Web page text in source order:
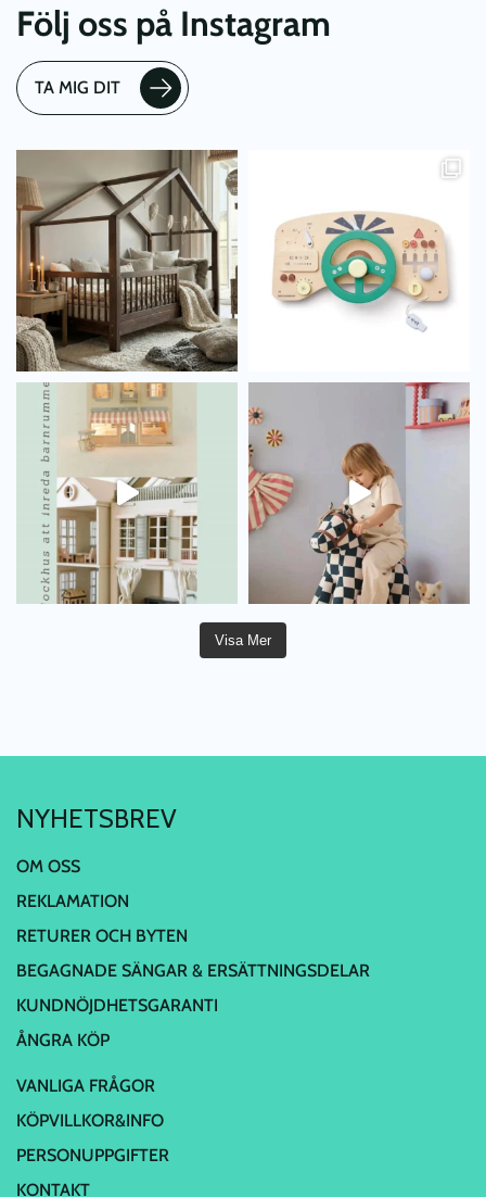
Följ oss på Instagram
TA MIG DIT
Visa Mer
NYHETSBREV
OM OSS
REKLAMATION
RETURER OCH BYTEN
BEGAGNADE SÄNGAR & ERSÄTTNINGSDELAR
KUNDNÖJDHETSGARANTI
ÅNGRA KÖP
VANLIGA FRÅGOR
KÖPVILLKOR&INFO
PERSONUPPGIFTER
KONTAKT